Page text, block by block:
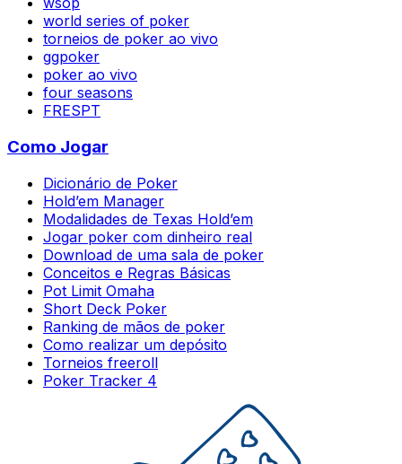
world series of poker
torneios de poker ao vivo
ggpoker
poker ao vivo
four seasons
FRESPT
Como Jogar
Dicionário de Poker
Hold’em Manager
Modalidades de Texas Hold’em
Jogar poker com dinheiro real
Download de uma sala de poker
Conceitos e Regras Básicas
Pot Limit Omaha
Short Deck Poker
Ranking de mãos de poker
Como realizar um depósito
Torneios freeroll
Poker Tracker 4